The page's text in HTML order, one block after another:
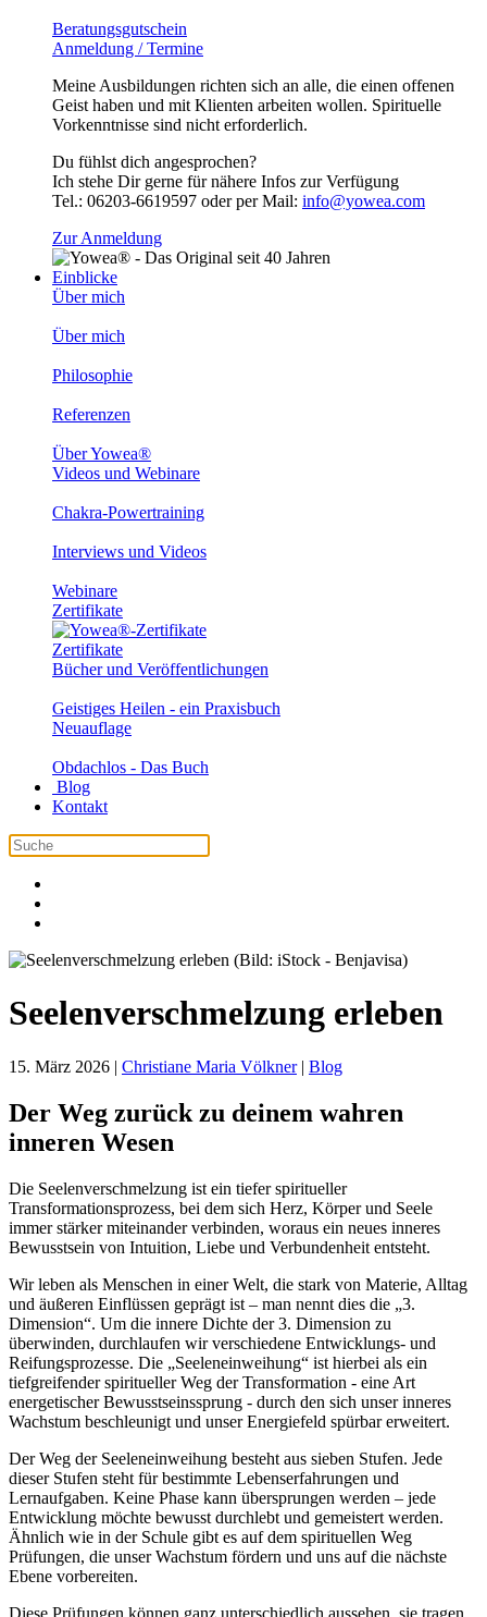
Beratungsgutschein
Anmeldung / Termine
Meine Ausbildungen richten sich an alle, die einen offenen
Geist haben und mit Klienten arbeiten wollen. Spirituelle
Vorkenntnisse sind nicht erforderlich.
Du fühlst dich angesprochen?
Ich stehe Dir gerne für nähere Infos zur Verfügung
Tel.: 06203-6619597 oder per Mail: info@yowea.com
Zur Anmeldung
Einblicke
Über mich
Über mich
Philosophie
Referenzen
Über Yowea®
Videos und Webinare
Chakra-Powertraining
Interviews und Videos
Webinare
Zertifikate
Zertifikate
Bücher und Veröffentlichungen
Geistiges Heilen - ein Praxisbuch
Neuauflage
Obdachlos - Das Buch
Blog
Kontakt
Seelenverschmelzung erleben
15. März 2026 | Christiane Maria Völkner| Blog
Der Weg zurück zu deinem wahren
inneren Wesen
Die Seelenverschmelzung ist ein tiefer spiritueller
Transformationsprozess, bei dem sich Herz, Körper und Seele
immer stärker miteinander verbinden, woraus ein neues inneres
Bewusstsein von Intuition, Liebe und Verbundenheit entsteht.
Wir leben als Menschen in einer Welt, die stark von Materie, Alltag
und äußeren Einflüssen geprägt ist – man nennt dies die „3.
Dimension“. Um die innere Dichte der 3. Dimension zu
überwinden, durchlaufen wir verschiedene Entwicklungs- und
Reifungsprozesse. Die „Seeleneinweihung“ ist hierbei als ein
tiefgreifender spiritueller Weg der Transformation - eine Art
energetischer Bewusstseinssprung - durch den sich unser inneres
Wachstum beschleunigt und unser Energiefeld spürbar erweitert.
Der Weg der Seeleneinweihung besteht aus sieben Stufen. Jede
dieser Stufen steht für bestimmte Lebenserfahrungen und
Lernaufgaben. Keine Phase kann übersprungen werden – jede
Entwicklung möchte bewusst durchlebt und gemeistert werden.
Ähnlich wie in der Schule gibt es auf dem spirituellen Weg
Prüfungen, die unser Wachstum fördern und uns auf die nächste
Ebene vorbereiten.
Diese Prüfungen können ganz unterschiedlich aussehen, sie tragen